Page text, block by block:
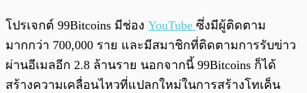
โปรเจกต์ 99Bitcoins มีช่อง YouTube ซึ่งมีผู้ติดตาม
มากกว่า 700,000 ราย และมีสมาชิกที่ติดตามการรับข่าว
ผ่านอีเมลอีก 2.8 ล้านราย นอกจากนี้ 99Bitcoins ก็ได้
สร้างความเคลื่อนไหวที่แปลกใหม่ในการสร้างโทเค็น